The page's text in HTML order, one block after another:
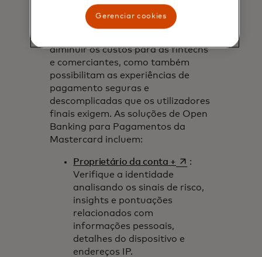
informações de saldo. Estas
soluções não só ajudam a otimizar
diminuir os custos para as fintechs
e comerciantes, como também
possibilitam as experiências de
pagamento seguras e
descomplicadas que os utilizadores
finais exigem. As soluções de Open
Banking para Pagamentos da
Mastercard incluem:
Proprietário da conta +opens in a new tab
:
Verifique a identidade
analisando os sinais de risco,
insights e pontuações
relacionados com
informações pessoais,
detalhes do dispositivo e
endereços IP.
Gerenciar cookies